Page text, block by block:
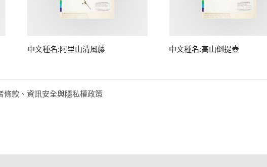
中文種名:阿里山清風藤 中文種名:高山倒提壺
條款、資訊安全與隱私權政策